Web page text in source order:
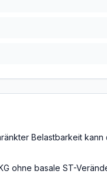
Belastbarkeit kann
ohne basale ST-